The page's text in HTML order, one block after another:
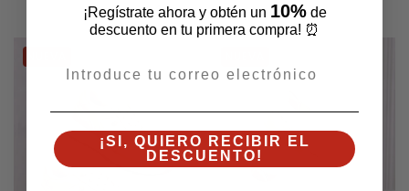
LO ÚLTIMO EN TENIS
¡Regístrate ahora y obtén un 10%de
descuento en tu primera compra! ⏰
¡SI, QUIERO RECIBIR EL
DESCUENTO!